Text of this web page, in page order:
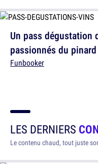
Un pass dégustation
passionnés du pinard
Funbooker
LES DERNIERS
Le contenu chaud, tout juste